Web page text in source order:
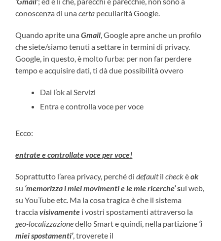
conoscenza di unacerta peculiarità Google.
Quando aprite unaGmail, Google apre anche un profilo
che siete/siamo tenuti a settare in termini di privacy.
Google, in questo, è molto furba: per non far perdere
tempo e acquisire dati, ti dà due possibilità ovvero
Dai l’ok ai Servizi
Entra e controlla voce per voce
Ecco:
entrate e controllate voce per voce!
Soprattutto l’area privacy, perché didefaultilcheckèok
su ‘memorizza i miei movimenti e le mie ricerche’sul web,
su YouTube etc. Ma la cosa tragica è che il sistema
tracciavisivamente i vostri spostamenti attraverso la
geo-localizzazionedello Smart e quindi, nella partizione ‘i
miei spostamenti’, troverete il